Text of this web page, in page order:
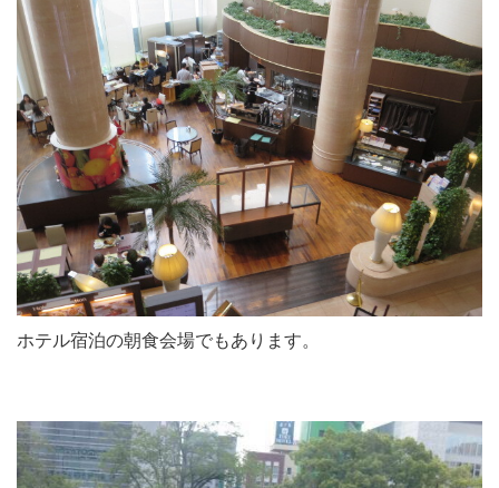
ホテル宿泊の朝食会場でもあります。